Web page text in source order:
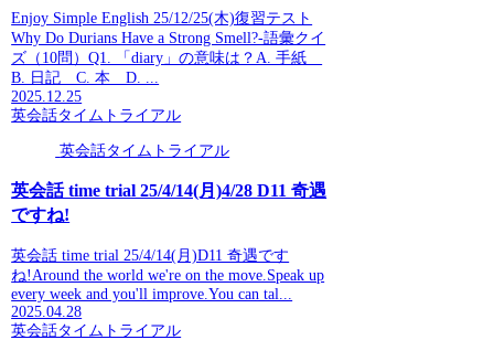
Enjoy Simple English 25/12/25(木)復習テスト
Why Do Durians Have a Strong Smell?-語彙クイ
ズ（10問）Q1. 「diary」の意味は？A. 手紙
B. 日記 C. 本 D. ...
2025.12.25
英会話タイムトライアル
英会話タイムトライアル
英会話 time trial 25/4/14(月)4/28 D11 奇遇
ですね!
英会話 time trial 25/4/14(月)D11 奇遇です
ね!Around the world we're on the move.Speak up
every week and you'll improve.You can tal...
2025.04.28
英会話タイムトライアル